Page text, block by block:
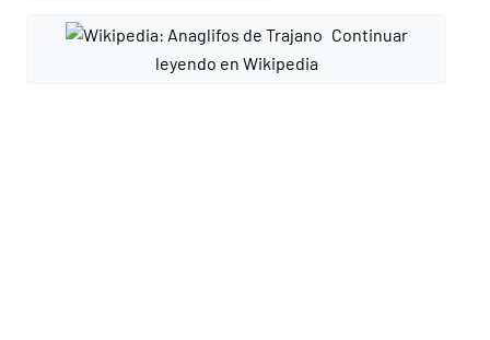
Continuar
leyendo en Wikipedia